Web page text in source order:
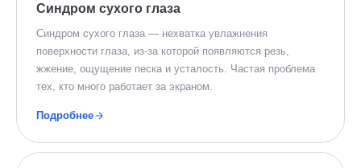
Синдром сухого глаза
Синдром сухого глаза — нехватка увлажнения
поверхности глаза, из-за которой появляются резь,
жжение, ощущение песка и усталость. Частая проблема
тех, кто много работает за экраном.
Подробнее